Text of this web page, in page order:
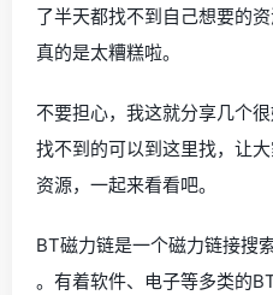
了半天都找不到自己想要的
真的是太糟糕啦。
不要担心，我这就分享几个
找不到的可以到这里找，让
资源，一起来看看吧。
BT磁力链是一个磁力链接搜
。有着软件、电子等多类的